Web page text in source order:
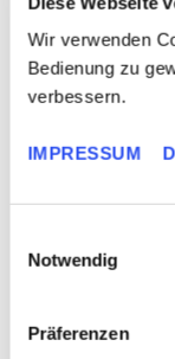
Wir verwenden
Bedienung zu
verbessern.
IMPRESSUM
Notwendig
Präferenzen
Offsetbedruckte
mit Prägung –
Buchverpackungen